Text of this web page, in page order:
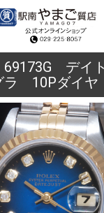
デイ
ラ 10Pダイ